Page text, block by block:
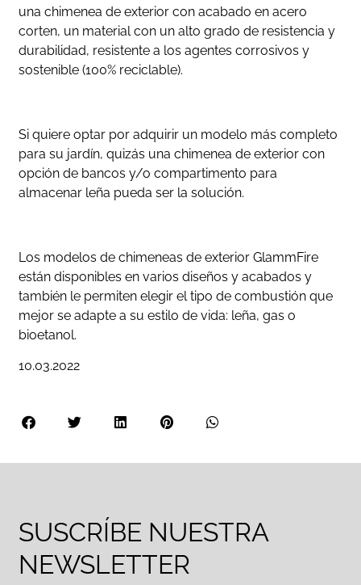
una chimenea de exterior con acabado en acero
corten, un material con un alto grado de resistencia y
durabilidad, resistente a los agentes corrosivos y
sostenible (100% reciclable).
Si quiere optar por adquirir un modelo más completo
para su jardín, quizás una chimenea de exterior con
opción de bancos y/o compartimento para
almacenar leña pueda ser la solución.
Los modelos de chimeneas de exterior GlammFire
están disponibles en varios diseños y acabados y
también le permiten elegir el tipo de combustión que
mejor se adapte a su estilo de vida: leña, gas o
bioetanol.
10.03.2022
SUSCRÍBE NUESTRA
NEWSLETTER